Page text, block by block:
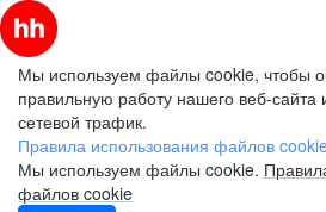
Мы используем файлы cookie, чтобы
правильную работу нашего веб-сайта
сетевой трафик.
Правила использования файлов
Мы используем файлы cookie.
файлов cookie